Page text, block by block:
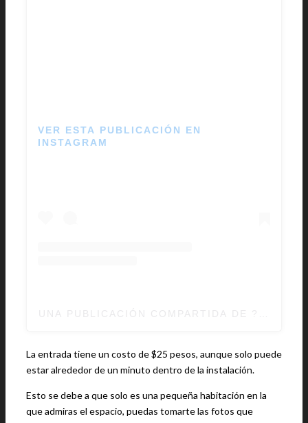
VER ESTA PUBLICACIÓN EN
INSTAGRAM
La entrada tiene un costo de $25 pesos, aunque solo puede
estar alrededor de un minuto dentro de la instalación.
Esto se debe a que solo es una pequeña habitación en la
que admiras el espacio, puedas tomarte las fotos que